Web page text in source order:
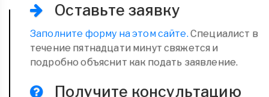
Оставьте заявку
Заполните форму на этом сайте. Специалист в
течение пятнадцати минут свяжется и
подробно объяснит как подать заявление.
Получите консультацию